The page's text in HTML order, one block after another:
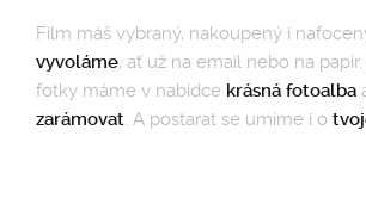
Film máš vybraný, nakoupený i
vyvoláme, ať už na email nebo na
fotky máme v nabídce krásná fotoalba
zarámovat . A postarat se umíme i o